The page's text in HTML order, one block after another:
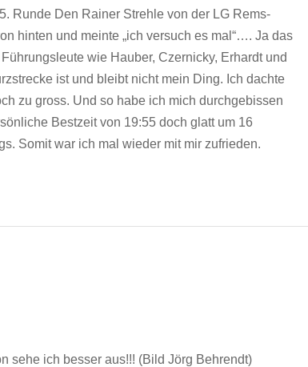
Runde Den Rainer Strehle von der LG Rems-
hinten und meinte „ich versuch es mal“…. Ja das
wie Hauber, Czernicky, Erhardt und
ist und bleibt nicht mein Ding. Ich dachte
zu gross. Und so habe ich mich durchgebissen
Bestzeit von 19:55 doch glatt um 16
Somit war ich mal wieder mit mir zufrieden.
sehe ich besser aus!!! (Bild Jörg Behrendt)